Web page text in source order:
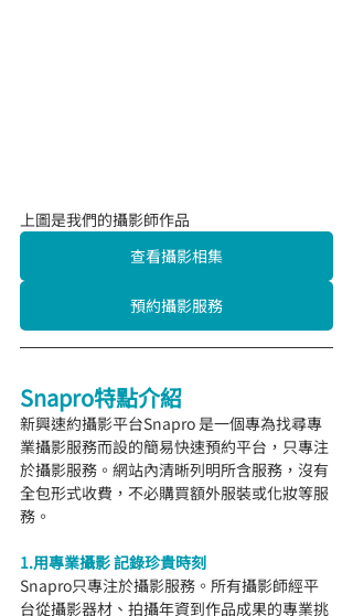
上圖是我們的攝影師作品
查看攝影相集
預約攝影服務
Snapro特點介紹
新興速約攝影平台Snapro 是一個專為找尋專
業攝影服務而設的簡易快速預約平台，只專注
於攝影服務。網站內清晰列明所含服務，沒有
全包形式收費，不必購買額外服裝或化妝等服
務。
1.用專業攝影 記錄珍貴時刻
Snapro只專注於攝影服務。所有攝影師經平
台從攝影器材、拍攝年資到作品成果的專業挑